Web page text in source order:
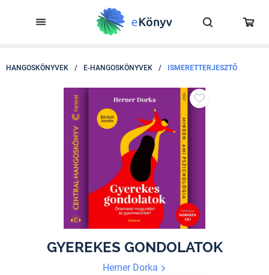
HANGOSKÖNYVEK / E-HANGOSKÖNYVEK / ISMERETTERJESZTŐ
GYEREKES GONDOLATOK
Herner Dorka